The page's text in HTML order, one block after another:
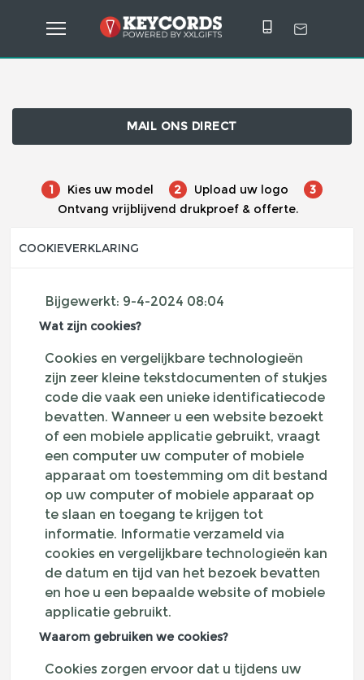
MAIL ONS DIRECT
1 Kies uw model 2 Upload uw logo
3
Ontvang vrijblijvend drukproef & offerte.
COOKIEVERKLARING
Bijgewerkt: 9-4-2024 08:04
Wat zijn cookies?
Cookies en vergelijkbare technologieën
zijn zeer kleine tekstdocumenten of stukjes
code die vaak een unieke identificatiecode
bevatten. Wanneer u een website bezoekt
of een mobiele applicatie gebruikt, vraagt
een computer uw computer of mobiele
apparaat om toestemming om dit bestand
op uw computer of mobiele apparaat op
te slaan en toegang te krijgen tot
informatie. Informatie verzameld via
cookies en vergelijkbare technologieën kan
de datum en tijd van het bezoek bevatten
en hoe u een bepaalde website of mobiele
applicatie gebruikt.
Waarom gebruiken we cookies?
Cookies zorgen ervoor dat u tijdens uw